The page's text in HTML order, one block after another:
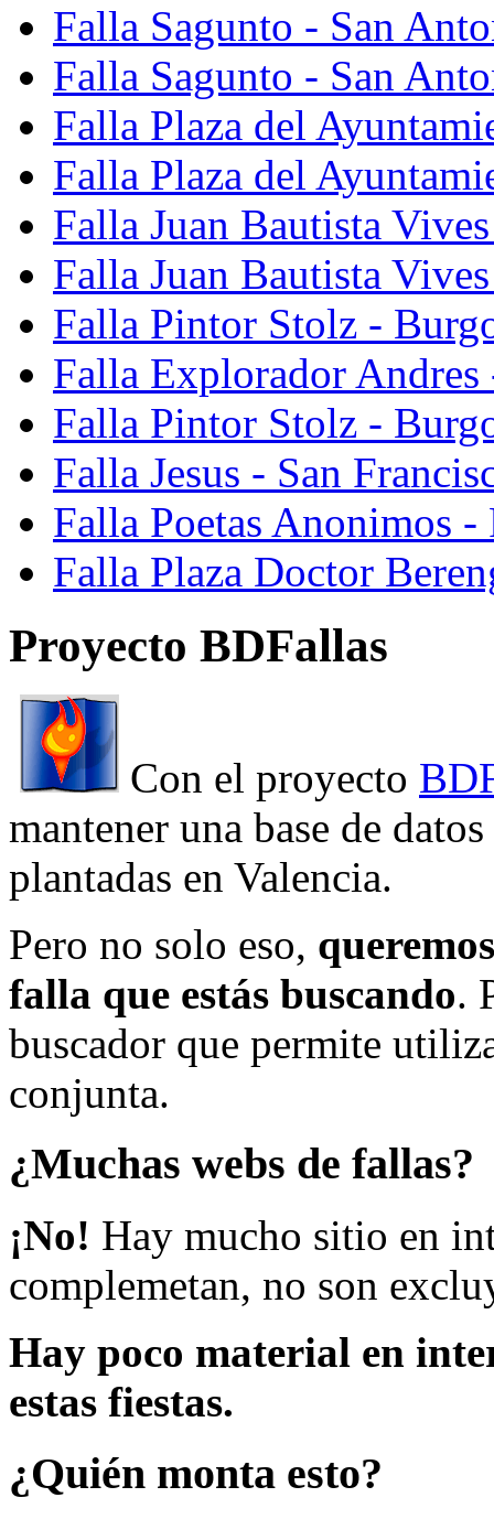
Falla Sagunto - San
Falla Sagunto - San
Falla Plaza del
Falla Plaza del
Falla Juan Bautista
Falla Juan Bautista
Falla Pintor Stolz -
Falla Explorador Andres
Falla Pintor Stolz -
Falla Jesus - San
Falla Poetas Anonimos
Falla Plaza Doctor
Proyecto BDFallas
Con el proyecto
mantener una base de
plantadas en Valencia.
Pero no solo eso,
falla que estás buscando.
buscador que permite
conjunta.
¿Muchas webs de fallas?
¡No! Hay mucho sitio en
complemetan, no son
Hay poco material en
estas fiestas.
¿Quién monta esto?